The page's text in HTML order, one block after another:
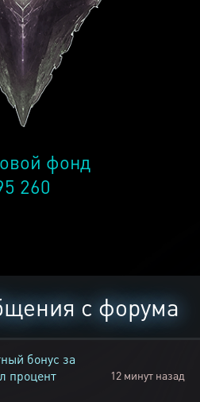
фонд
260
с форума
бонус за
процент
12 минут назад